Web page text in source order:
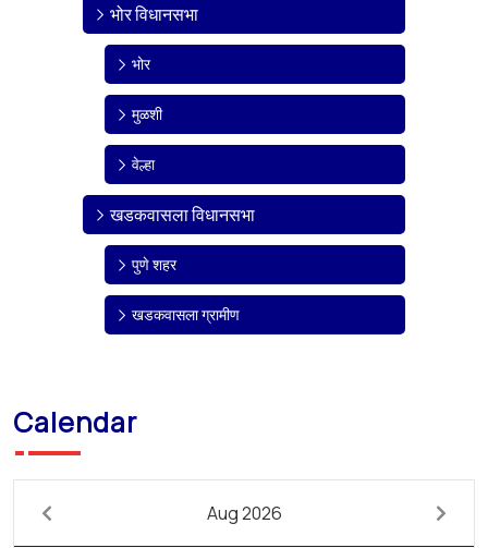
भोर विधानसभा
भोर
मुळशी
वेल्हा
खडकवासला विधानसभा
पुणे शहर
खडकवासला ग्रामीण
Calendar
Aug 2026